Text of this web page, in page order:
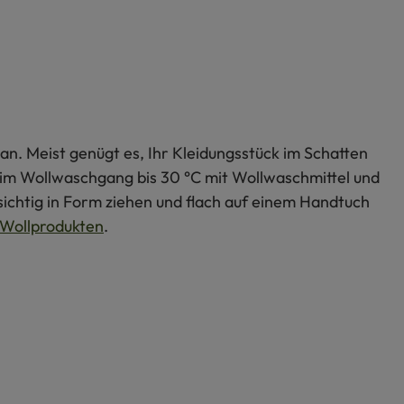
Meist genügt es, Ihr Kleidungsstück im Schatten
Wollwaschgang bis 30 °C mit Wollwaschmittel und
in Form ziehen und flach auf einem Handtuch
.